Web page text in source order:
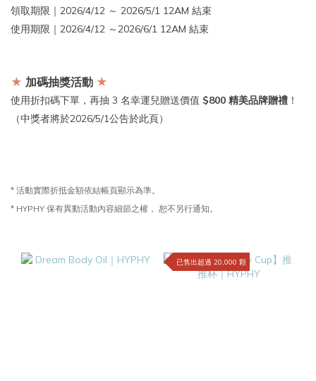
領取期限｜2026/4/12 ～ 2026/5/1 12AM 結束
使用期限｜ 2026/4/12 ～2026/6/1 12AM 結束
★ 加碼抽獎活動 ★
使用折扣碼下單，再抽 3 名幸運兒贈送價值 $800 精美品牌贈禮 ！
（中獎者將於2026/5/1公告於此頁）
* 活動實際折抵金額依結帳頁顯示為準。
* HYPHY 保有異動活動內容細節之權， 恕不另行通知。
已售出超過 20,000 顆